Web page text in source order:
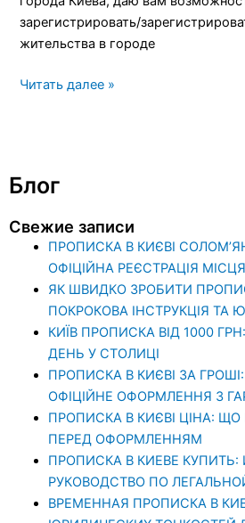
зарегистрировать/
жительства в городе
Читать далее »
Блог
Свежие записи
ПРОПИСКА В КИЄВІ
ОФІЦІЙНА РЕЄСТРАЦІЯ
ЯК ШВИДКО ЗРОБИТИ
ПОКРОКОВА ІНСТРУКЦІЯ
КИЇВ ПРОПИСКА ВІД 1000
ДЕНЬ У СТОЛИЦІ
ПРОПИСКА В КИЄВІ ЗА
ОФІЦІЙНЕ ОФОРМЛЕННЯ З
ПРОПИСКА В КИЄВІ ЦІНА: ЩО
ПЕРЕД ОФОРМЛЕННЯМ
ПРОПИСКА В КИЕВЕ
РУКОВОДСТВО ПО
ВРЕМЕННАЯ ПРОПИСКА В